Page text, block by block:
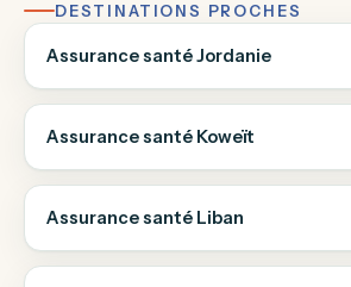
DESTINATIONS PROCHES
Assurance santé Jordanie
Assurance santé Koweït
Assurance santé Liban